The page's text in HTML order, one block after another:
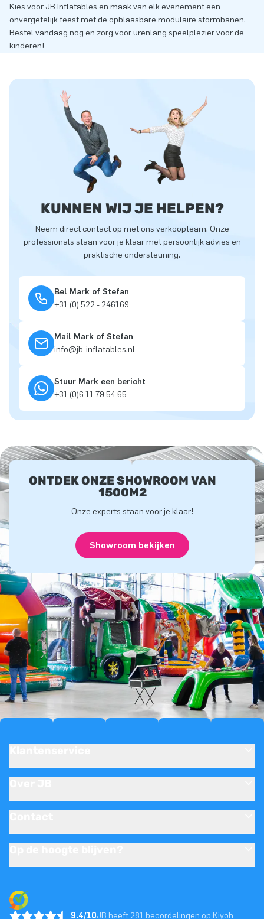
Kies voor JB Inflatables en maak van elk evenement een
onvergetelijk feest met de opblaasbare modulaire stormbanen.
Bestel vandaag nog en zorg voor urenlang speelplezier voor de
kinderen!
KUNNEN WIJ JE HELPEN?
Neem direct contact op met ons verkoopteam. Onze
professionals staan voor je klaar met persoonlijk advies en
praktische ondersteuning.
Bel Mark of Stefan
+31 (0) 522 - 246169
Mail Mark of Stefan
info@jb-inflatables.nl
Stuur Mark een bericht
+31 (0)6 11 79 54 65
ONTDEK ONZE SHOWROOM VAN
1500M2
Onze experts staan voor je klaar!
Showroom bekijken
9.4/10JB heeft 281 beoordelingen op Kiyoh